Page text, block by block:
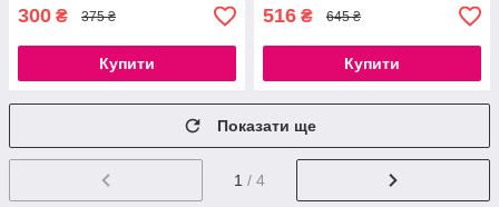
300 ₴ 375 ₴
Купити
516 ₴ 645 ₴
Купити
Показати ще
1 / 4